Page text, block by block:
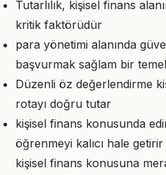
Tutarlılık, kişisel finans
kritik faktörüdür
para yönetimi alanında
başvurmak sağlam bir
Düzenli öz değerlendirme
rotayı doğru tutar
kişisel finans konusunda
öğrenmeyi kalıcı hale getirir
kişisel finans konusuna